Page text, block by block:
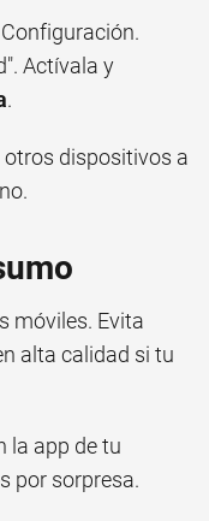
Actívala y
.
otros dispositivos a
móviles. Evita
alta calidad si tu
la app de tu
por sorpresa.